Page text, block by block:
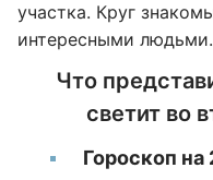
участка. Круг
интересными людьми.
Что
светит во
Гороскоп на